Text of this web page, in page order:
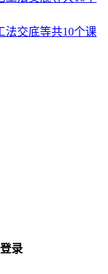
法交底等共10个课
录